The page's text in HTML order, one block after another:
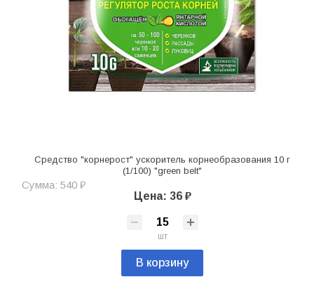
Средство "корнерост" ускоритель корнеобразования 10 г
(1/100) "green belt"
Сумма: 540 ₽
Цена: 36 ₽
шт
В корзину